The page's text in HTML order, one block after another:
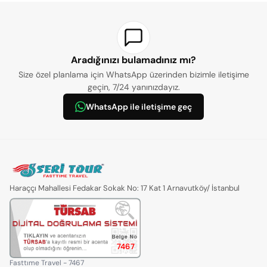
ziyaret edilerek yüzme ve serbest zaman sunulacaktır.
Günün sonunda otelimize yerleşiyoruz.
Öğün Bilgileri
Yol üzeri dinlenme tesisinde Ekstra
Öğle Yemeği:Serbest Ekstra
Konaklama: Fethiye Otelleri
3. Gün | Serbest Gün ve Ekstra
Aktiviteler
Sabah otelde alacağımız kahvaltının ardından gün boyu serbest
Aradığınızı bulamadınız mı?
Size özel planlama için WhatsApp üzerinden bizimle iletişime
geçin, 7/24 yanınızdayız.
WhatsApp ile iletişime geç
Haraççı Mahallesi Fedakar Sokak No: 17 Kat 1 Arnavutköy/ İstanbul
7467
Fasttıme Travel - 7467